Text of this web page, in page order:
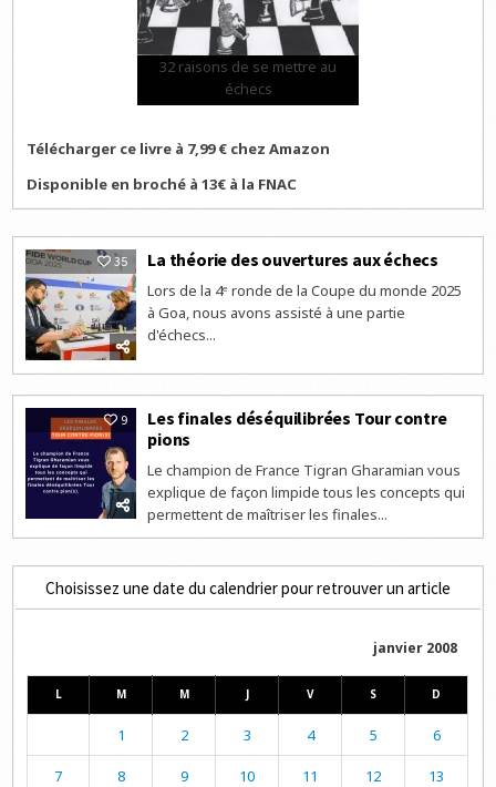
32 raisons de se mettre au
échecs
Télécharger ce livre à 7,99 € chez Amazon
Disponible en broché à 13€ à la FNAC
35 La théorie des ouvertures aux échecs
Lors de la 4ᵉ ronde de la Coupe du monde 2025
à Goa, nous avons assisté à une partie
d'échecs...
9
Les finales déséquilibrées Tour contre
pions
Le champion de France Tigran Gharamian vous
explique de façon limpide tous les concepts qui
permettent de maîtriser les finales...
Choisissez une date du calendrier pour retrouver un article
janvier 2008
L M M J V S D
1 2 3 4 5 6
7 8 9 10 11 12 13